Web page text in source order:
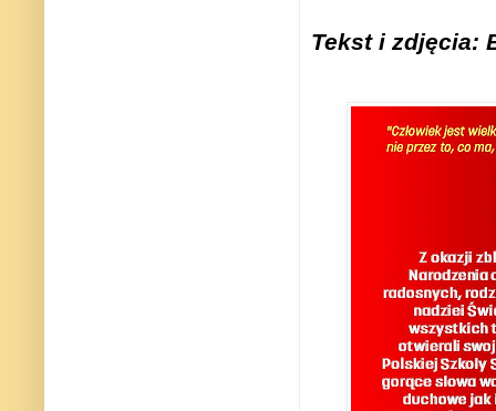
Tekst i zdjęcia: